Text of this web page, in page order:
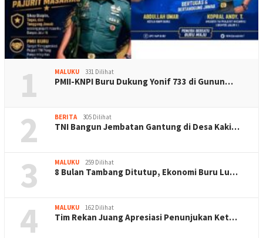
1 MALUKU 331 Dilihat
PMII-KNPI Buru Dukung Yonif 733 di Gunun…
2 BERITA 305 Dilihat
TNI Bangun Jembatan Gantung di Desa Kaki…
3 MALUKU 259 Dilihat
8 Bulan Tambang Ditutup, Ekonomi Buru Lu…
4 MALUKU 162 Dilihat
Tim Rekan Juang Apresiasi Penunjukan Ket…